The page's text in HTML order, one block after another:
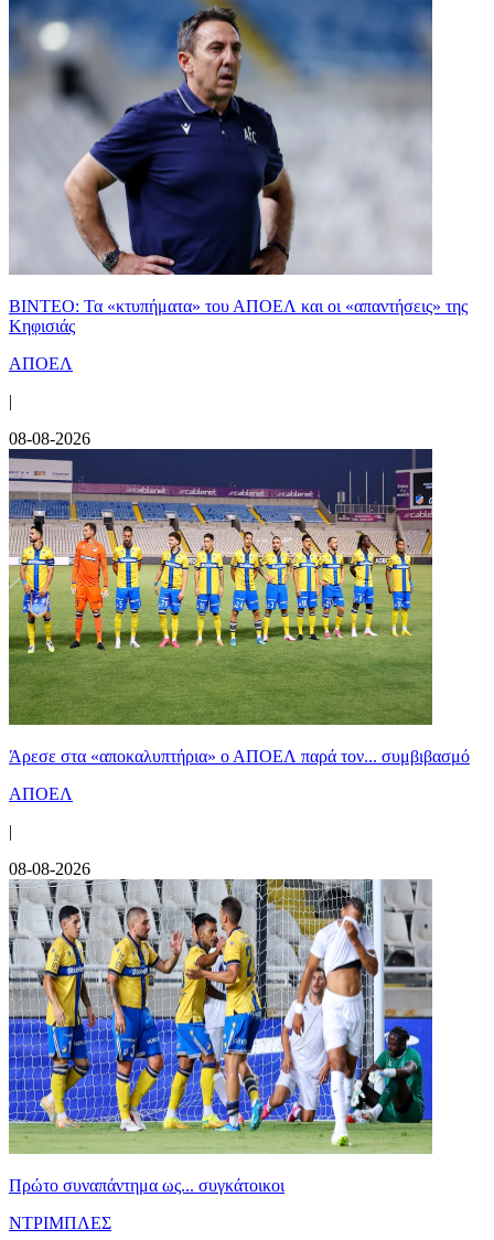
ΒΙΝΤΕΟ: Τα «κτυπήματα» του ΑΠΟΕΛ και οι «απαντήσεις» της
Κηφισιάς
ΑΠΟΕΛ
|
08-08-2026
Άρεσε στα «αποκαλυπτήρια» ο ΑΠΟΕΛ παρά τον... συμβιβασμό
ΑΠΟΕΛ
|
08-08-2026
Πρώτο συναπάντημα ως... συγκάτοικοι
ΝΤΡΙΜΠΛΕΣ